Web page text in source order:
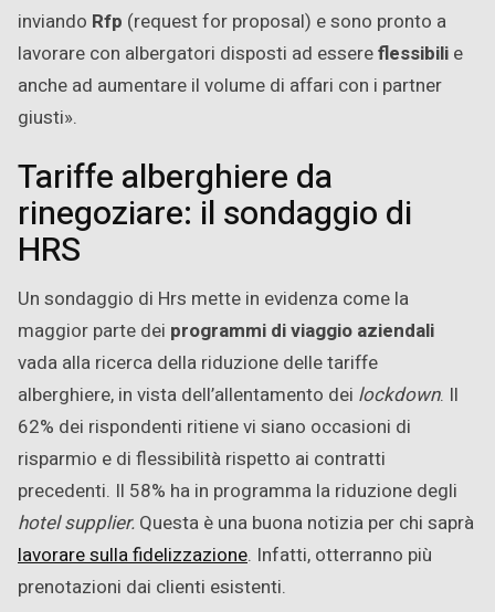
inviando Rfp (request for proposal) e sono pronto a
lavorare con albergatori disposti ad essereflessibili e
anche ad aumentare il volume di affari con i partner
giusti».
Tariffe alberghiere da
rinegoziare: il sondaggio di
HRS
Un sondaggio di Hrs mette in evidenza come la
maggior parte dei programmi di viaggio aziendali
vada alla ricerca della riduzione delle tariffe
alberghiere, in vista dell’allentamento dei lockdown. Il
62% dei rispondenti ritiene vi siano occasioni di
risparmio e di flessibilità rispetto ai contratti
precedenti. Il 58% ha in programma la riduzione degli
hotel supplier. Questa è una buona notizia per chi saprà
lavorare sulla fidelizzazione. Infatti, otterranno più
prenotazioni dai clienti esistenti.